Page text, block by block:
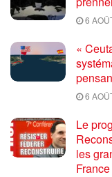
6
«
6
Le
les